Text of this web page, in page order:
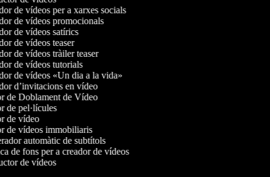
de vídeos per a xarxes socials
de vídeos promocionals
de vídeos satírics
de vídeos teaser
de vídeos tràiler teaser
de vídeos tutorials
de vídeos «Un dia a la vida»
d’invitacions en vídeo
de Doblament de Vídeo
de pel·lícules
de vídeo
de vídeos immobiliaris
automàtic de subtítols
de fons per a creador de vídeos
de vídeos